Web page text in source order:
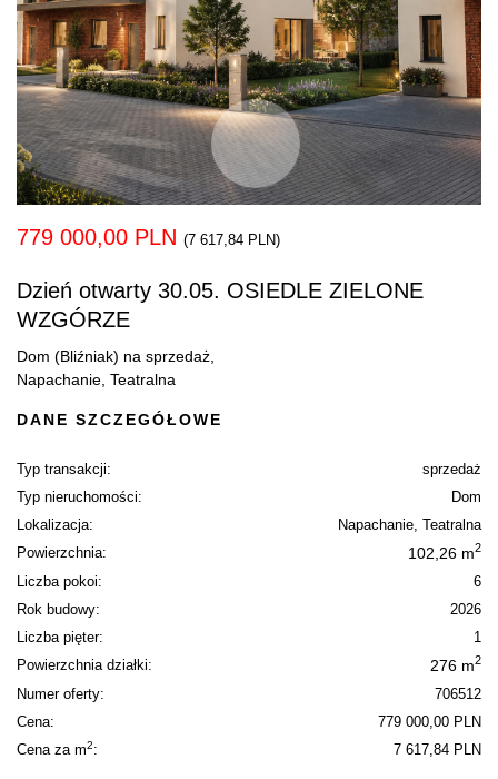
779 000,00 PLN (7 617,84 PLN)
Dzień otwarty 30.05. OSIEDLE ZIELONE
WZGÓRZE
Dom (Bliźniak) na sprzedaż,
Napachanie, Teatralna
DANE SZCZEGÓŁOWE
Typ transakcji:
sprzedaż
Typ nieruchomości:
Dom
Lokalizacja:
Napachanie, Teatralna
Powierzchnia:
102,26 m2
Liczba pokoi:
6
Rok budowy:
2026
Liczba pięter:
1
Powierzchnia działki:
276 m2
Numer oferty:
706512
Cena:
779 000,00 PLN
Cena za m2: 7 617,84 PLN